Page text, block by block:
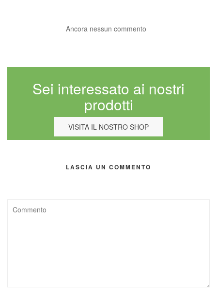
Ancora nessun commento
Sei interessato ai nostri
prodotti
VISITA IL NOSTRO SHOP
LASCIA UN COMMENTO